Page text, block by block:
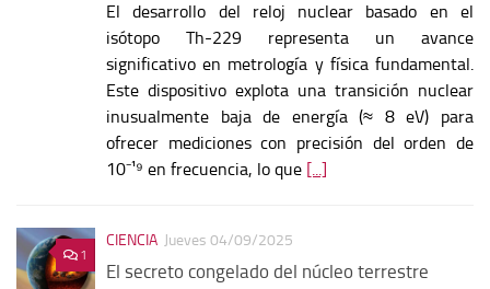
El desarrollo del reloj nuclear basado en el
isótopo Th-229 representa un avance
significativo en metrología y física fundamental.
Este dispositivo explota una transición nuclear
inusualmente baja de energía (≈ 8 eV) para
ofrecer mediciones con precisión del orden de
10⁻¹⁹ en frecuencia, lo que [...]
1
CIENCIA Jueves 04/09/2025
El secreto congelado del núcleo terrestre